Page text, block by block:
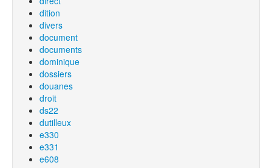
dition
divers
document
documents
dominique
dossiers
douanes
droit
ds22
dutilleux
e330
e331
e608